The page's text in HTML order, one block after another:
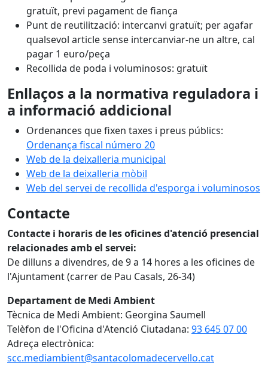
gratuït, previ pagament de fiança
Punt de reutilització: intercanvi gratuït; per agafar
qualsevol article sense intercanviar-ne un altre, cal
pagar 1 euro/peça
Recollida de poda i voluminosos: gratuït
Enllaços a la normativa reguladora i
a informació addicional
Ordenances que fixen taxes i preus públics:
Ordenança fiscal número 20
Web de la deixalleria municipal
Web de la deixalleria mòbil
Web del servei de recollida d'esporga i voluminosos
Contacte
Contacte i horaris de les oficines d'atenció presencial
relacionades amb el servei:
De dilluns a divendres, de 9 a 14 hores a les oficines de
l'Ajuntament (carrer de Pau Casals, 26-34)
Departament de Medi Ambient
Tècnica de Medi Ambient: Georgina Saumell
Telèfon de l'Oficina d'Atenció Ciutadana: 93 645 07 00
Adreça electrònica:
scc.mediambient@santacolomadecervello.cat